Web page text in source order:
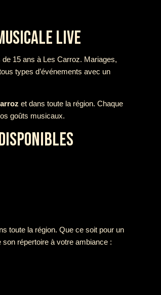
LIVE
15 ans à Les Carroz. Mariages,
types d’événements avec un
et dans toute la région. Chaque
goûts musicaux.
toute la région. Que ce soit pour un
répertoire à votre ambiance :